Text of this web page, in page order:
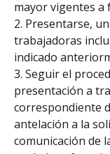
mayor vigentes a
2. Presentarse,
trabajadoras
indicado
3. Seguir el
presentación a
correspondiente
antelación a la
comunicación de